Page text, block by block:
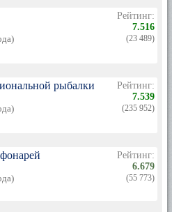
Рейтинг:
7.516
(23 489)
рыбалки
Рейтинг:
7.539
(235 952)
Рейтинг:
6.679
(55 773)